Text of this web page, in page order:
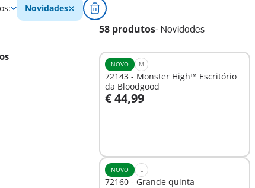
Novidades
58 produtos- Novidades
NOVO M
72143 - Monster High™ Escritório
da Bloodgood
€ 44,99
Ao carrinho
NOVO L
72160 - Grande quinta